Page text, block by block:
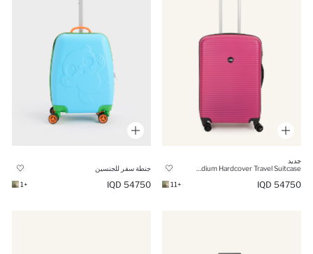
جديد
54750 IQD
+11
جنطة سفر للجنسين
54750 IQD
+1